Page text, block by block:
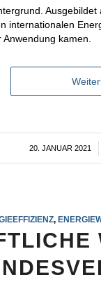
internationalen
kamen.
20. JANUAR 2021
/
,